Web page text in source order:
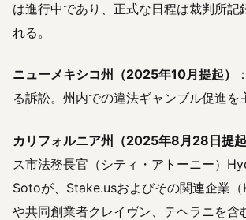
は進行中であり、正式な日程は裁判所記
れる。
ニューメキシコ州（2025年10月提起）
る訴訟。州内での違法ギャンブル促進を
カリフォルニア州（2025年8月28日提起
ス市法務長官（シティ・アトーニー）
Sotoが、Stake.usおよびその関連企業
や共同創業者クレイヴン、テヘラニを含